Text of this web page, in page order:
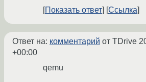
Показать ответ
Ссылка
Ответ на: комментарий от TDrive
+00:00
qemu